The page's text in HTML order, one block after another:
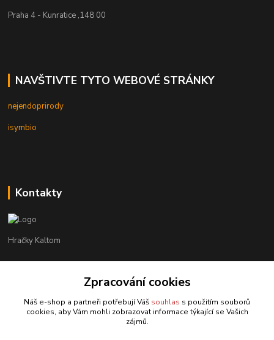
Praha 4 - Kunratice ,148 00
NAVŠTIVTE TYTO WEBOVÉ STRÁNKY
nejendoprirody
isymbio
Kontakty
Hračky Kaltom
+420 777 538 008
hrackykaltom@gmail.com
Zpracování cookies
Náš e-shop a partneři potřebují Váš souhlas s použitím souborů
cookies, aby Vám mohli zobrazovat informace týkající se Vašich
zájmů.